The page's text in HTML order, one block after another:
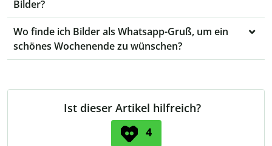
Bilder?
Wo finde ich Bilder als Whatsapp-Gruß, um ein
schönes Wochenende zu wünschen?
Ist dieser Artikel hilfreich?
4